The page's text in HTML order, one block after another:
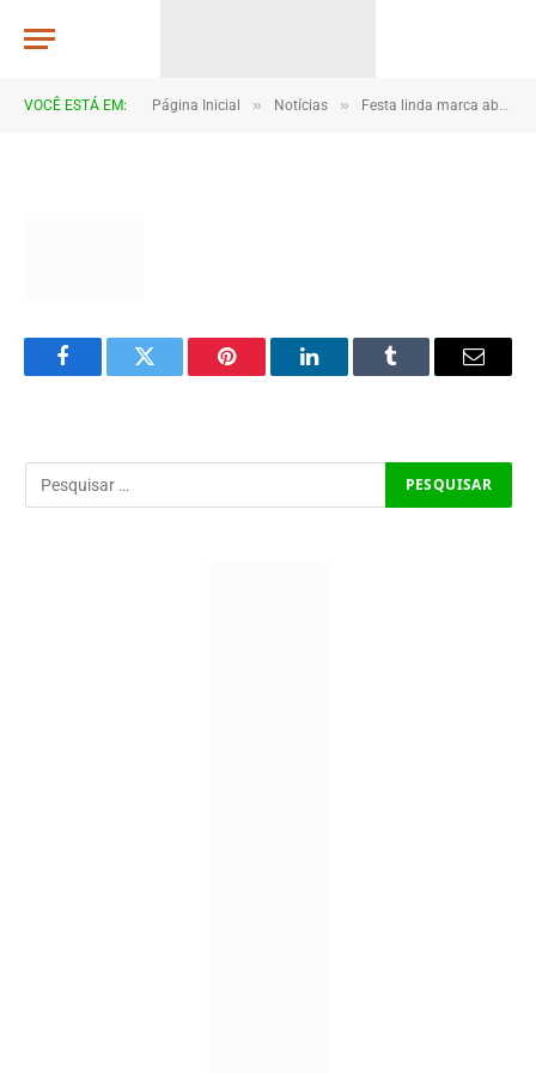
VOCÊ ESTÁ EM: Página Inicial » Notícias » Festa linda marca abertura dos Jogos Escolares 2025 em Coroatá
015
FacebookTwitter Pinterest LinkedInTumblr Email